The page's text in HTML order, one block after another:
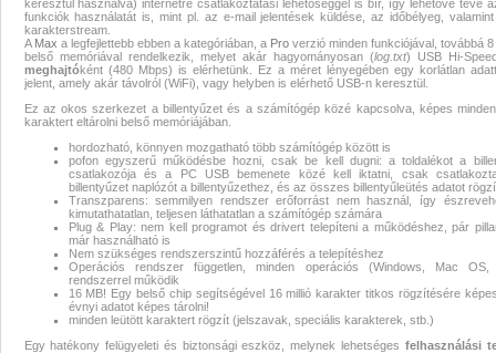
billentyűzet naplózó,wifi
naplózó,hardveres wifi
naplózó keylogger usb,keylogger
keylogger,hardveres wifi
billentyűzet naplózó,wifi
naplózó,hardveres wifi
naplózó keylogger
keylogger,hardveres wifi
keresztül használva) internetre csatlakoztatási lehetőséggel is bír, így lehetővé téve
funkciók használatát is, mint pl. az e-mail jelentések küldése, az időbélyeg,
karakterstream.
A Max a legfejlettebb ebben a kategóriában, a Pro verzió minden funkciójával, továbbá
belső memóriával rendelkezik, melyet akár hagyományosan (log.txt) USB Hi-
meghajtóként (480 Mbps) is elérhetünk. Ez a méret lényegében egy korlátlan
jelent, amely akár távolról (WiFi), vagy helyben is elérhető USB-n keresztül.
Ez az okos szerkezet a billentyűzet és a számítógép közé kapcsolva, képes
karaktert eltárolni belső memóriájában.
hordozható, könnyen mozgatható több számítógép között is
pofon egyszerű működésbe hozni, csak be kell dugni: a toldalékot a
csatlakozója és a PC USB bemenete közé kell iktatni, csak
billentyűzet naplózót a billentyűzethez, és az összes billentyűleütés adatot
Transzparens: semmilyen rendszer erőforrást nem használ, így
kimutathatatlan, teljesen láthatatlan a számítógép számára
Plug & Play: nem kell programot és drivert telepíteni a működéshez, pár
már használható is
Nem szükséges rendszerszintű hozzáférés a telepítéshez
Operációs rendszer független, minden operációs (Windows, Mac OS,
rendszerrel működik
16 MB! Egy belső chip segítségével 16 millió karakter titkos rögzítésére
évnyi adatot képes tárolni!
minden leütött karaktert rögzít (jelszavak, speciális karakterek, stb.)
Egy hatékony felügyeleti és biztonsági eszköz, melynek lehetséges felhasználási